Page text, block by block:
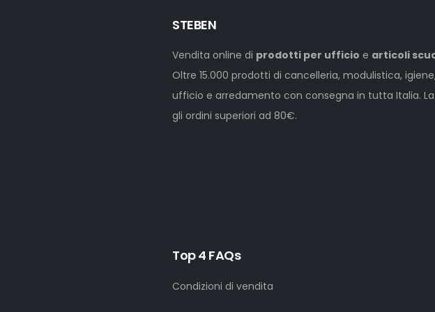
STEBEN
Vendita online di prodotti per ufficio e articoli
Oltre 15.000 prodotti di cancelleria, modulistica,
ufficio e arredamento con consegna in tutta Italia.
gli ordini superiori ad 80€.
Top 4 FAQs
Condizioni di vendita